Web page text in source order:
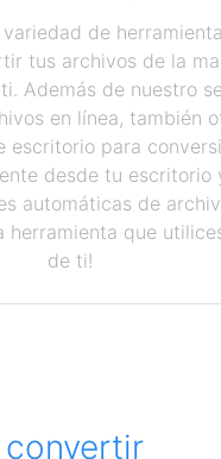
de
tus archivos de la
Además de nuestro
en línea, también
escritorio para
desde tu escritorio
automáticas de
herramienta que
de ti!
convertir